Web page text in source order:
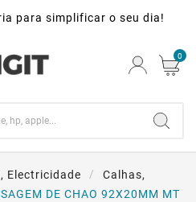
para simplificar o seu dia!
0
Electricidade
Calhas,
DE CHAO 92X20MM MT